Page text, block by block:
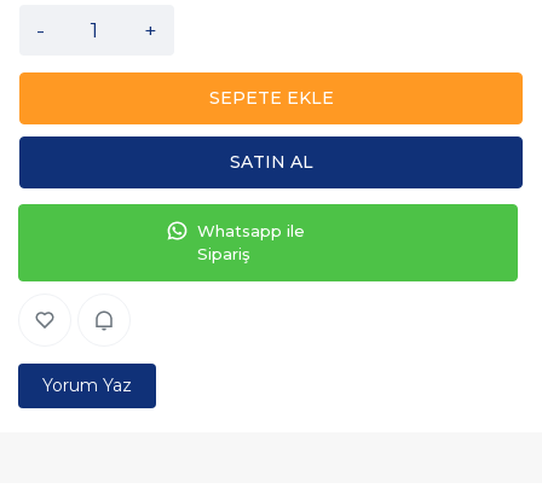
- +
SEPETE EKLE
SATIN AL
Whatsapp ile
Sipariş
Yorum Yaz